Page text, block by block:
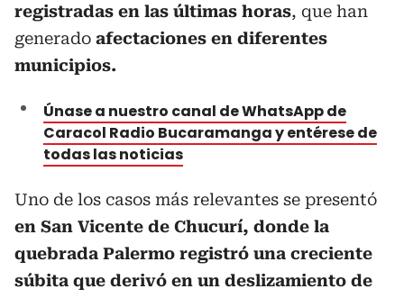
registradas en las últimas horas, que han
generado afectaciones en diferentes
municipios.
Únase a nuestro canal de WhatsApp de
Caracol Radio Bucaramanga y entérese de
todas las noticias
Uno de los casos más relevantes se presentó
en San Vicente de Chucurí, donde la
quebrada Palermo registró una creciente
súbita que derivó en un deslizamiento de